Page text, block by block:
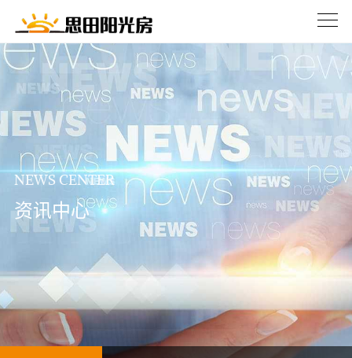
NEWS CENTER
资讯中心